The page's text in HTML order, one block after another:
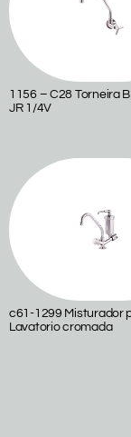
1156 – C28 Torneira
JR 1/4V
c61-1299 Misturador
Lavatorio cromada